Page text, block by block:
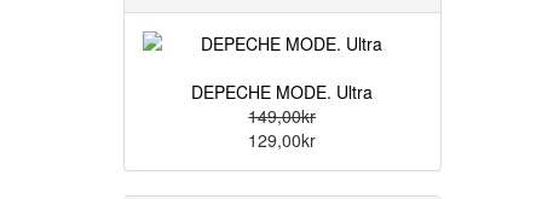
DEPECHE MODE. Ultra
149,00kr
129,00kr